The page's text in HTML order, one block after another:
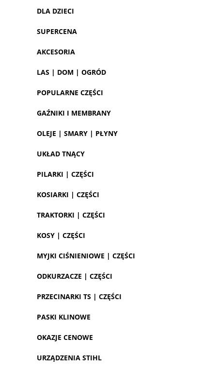
DLA DZIECI
SUPERCENA
AKCESORIA
LAS | DOM | OGRÓD
POPULARNE CZĘŚCI
GAŹNIKI I MEMBRANY
OLEJE | SMARY | PŁYNY
UKŁAD TNĄCY
PILARKI | CZĘŚCI
KOSIARKI | CZĘŚCI
TRAKTORKI | CZĘŚCI
KOSY | CZĘŚCI
MYJKI CIŚNIENIOWE | CZĘŚCI
ODKURZACZE | CZĘŚCI
PRZECINARKI TS | CZĘŚCI
PASKI KLINOWE
OKAZJE CENOWE
URZĄDZENIA STIHL